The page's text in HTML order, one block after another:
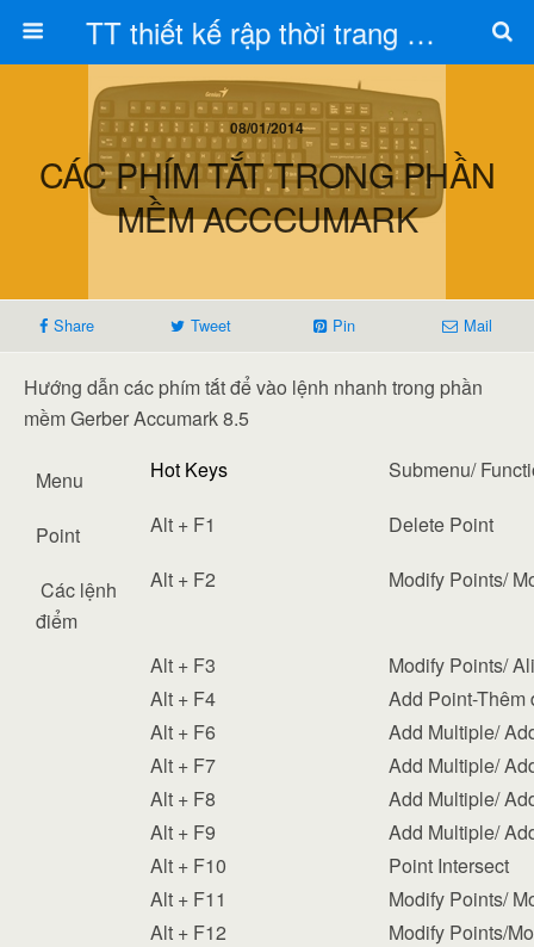
TT thiết kế rập thời trang Toán Trần
08/01/2014
CÁC PHÍM TẮT TRONG PHẦN
MỀM ACCCUMARK
Share Tweet Pin Mail
Hướng dẫn các phím tắt để vào lệnh nhanh trong phần
mềm Gerber Accumark 8.5
Menu Hot Keys Submenu/
Point Alt + F1 Delete Point
Các lệnh
điểm
Alt + F2 Modify Points/
Alt + F3
Modify Points/
Alt + F4
Add Point-Thêm
Alt + F6
Add Multiple/
Alt + F7
Add Multiple/
Alt + F8
Add Multiple/
Alt + F9
Add Multiple/
Alt + F10
Point Intersect
Alt + F11
Modify Points/
Alt + F12
Modify Points/